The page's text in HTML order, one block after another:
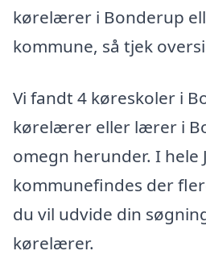
kørelærer i Bonderup
kommune, så tjek
Vi fandt 4 køreskoler i
kørelærer eller lærer i
omegn herunder. I hele
kommunefindes der
du vil udvide din
kørelærer.